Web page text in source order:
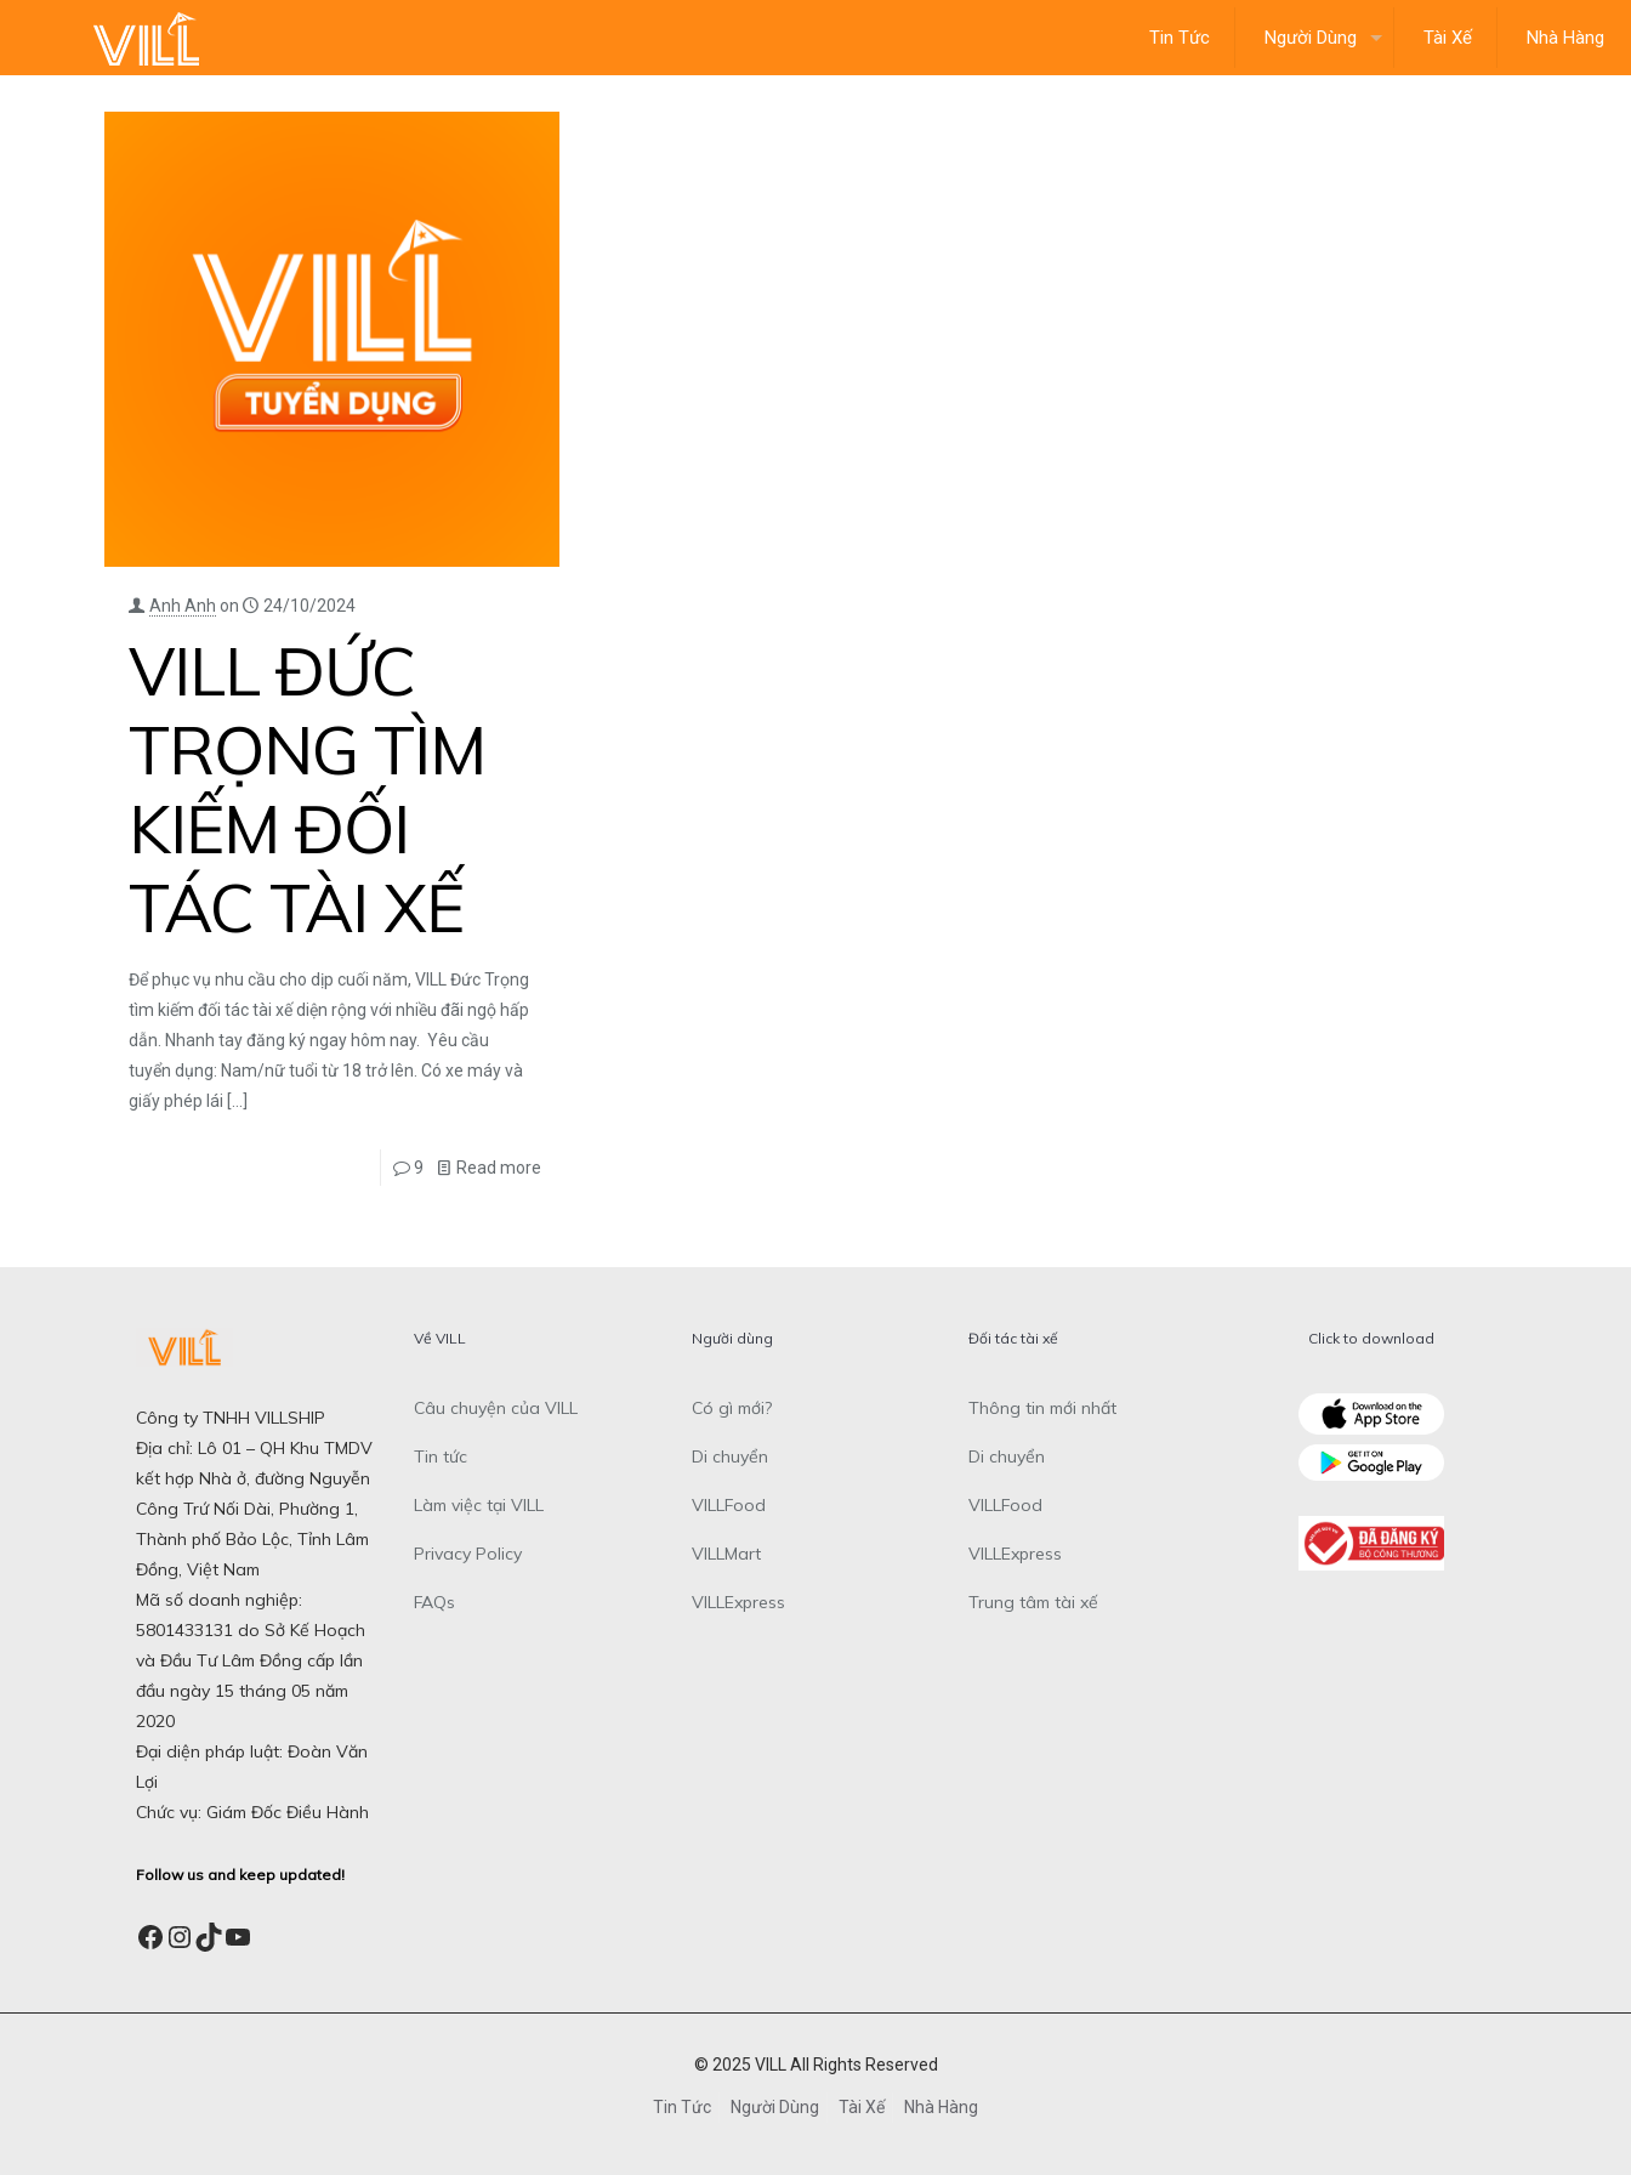
Tin Tức Người Dùng Tài Xế Nhà Hàng
Anh Anh on 24/10/2024
VILL ĐỨC
TRỌNG TÌM
KIẾM ĐỐI
TÁC TÀI XẾ
Để phục vụ nhu cầu cho dịp cuối năm, VILL Đức Trọng
tìm kiếm đối tác tài xế diện rộng với nhiều đãi ngộ hấp
dẫn. Nhanh tay đăng ký ngay hôm nay. Yêu cầu
tuyển dụng: Nam/nữ tuổi từ 18 trở lên. Có xe máy và
giấy phép lái
9 Read more
Công ty TNHH VILLSHIP
Địa chỉ: Lô 01 – QH Khu TMDV
kết hợp Nhà ở, đường Nguyễn
Công Trứ Nối Dài, Phường 1,
Thành phố Bảo Lộc, Tỉnh Lâm
Đồng, Việt Nam
Mã số doanh nghiệp:
5801433131 do Sở Kế Hoạch
và Đầu Tư Lâm Đồng cấp lần
đầu ngày 15 tháng 05 năm
2020
Đại diện pháp luật: Đoàn Văn
Lợi
Chức vụ: Giám Đốc Điều Hành
Follow us and keep updated!
Facebook
Instagram
TikTok
YouTube
Về VILL
Câu chuyện của VILL
Tin tức
Làm việc tại VILL
Privacy Policy
FAQs
Người dùng
Có gì mới?
Di chuyển
VILLFood
VILLMart
VILLExpress
Đối tác tài xế
Thông tin mới nhất
Di chuyển
VILLFood
VILLExpress
Trung tâm tài xế
Click to download
© 2025 VILL All Rights Reserved
Tin Tức Người Dùng Tài Xế Nhà Hàng